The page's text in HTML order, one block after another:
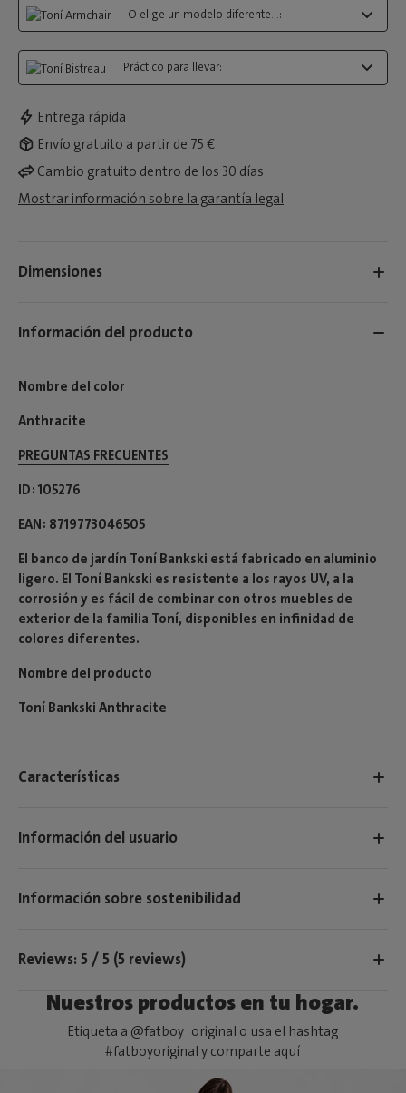
O elige un modelo diferente...:
Práctico para llevar:
Entrega rápida
Envío gratuito a partir de 75 €
Cambio gratuito dentro de los 30 días
Mostrar información sobre la garantía legal
Dimensiones
Información del producto
Nombre del color
Anthracite
PREGUNTAS FRECUENTES
ID 105276
EAN 8719773046505
El banco de jardín Toní Bankski está fabricado en aluminio
ligero. El Toní Bankski es resistente a los rayos UV, a la
corrosión y es fácil de combinar con otros muebles de
exterior de la familia Toní, disponibles en infinidad de
colores diferentes.
Nombre del producto
Toní Bankski Anthracite
Características
Información del usuario
Información sobre sostenibilidad
Reviews: 5 / 5 (5 reviews)
Nuestros productos en tu hogar.
Etiqueta a @fatboy_original o usa el hashtag
#fatboyoriginal y comparte aquí